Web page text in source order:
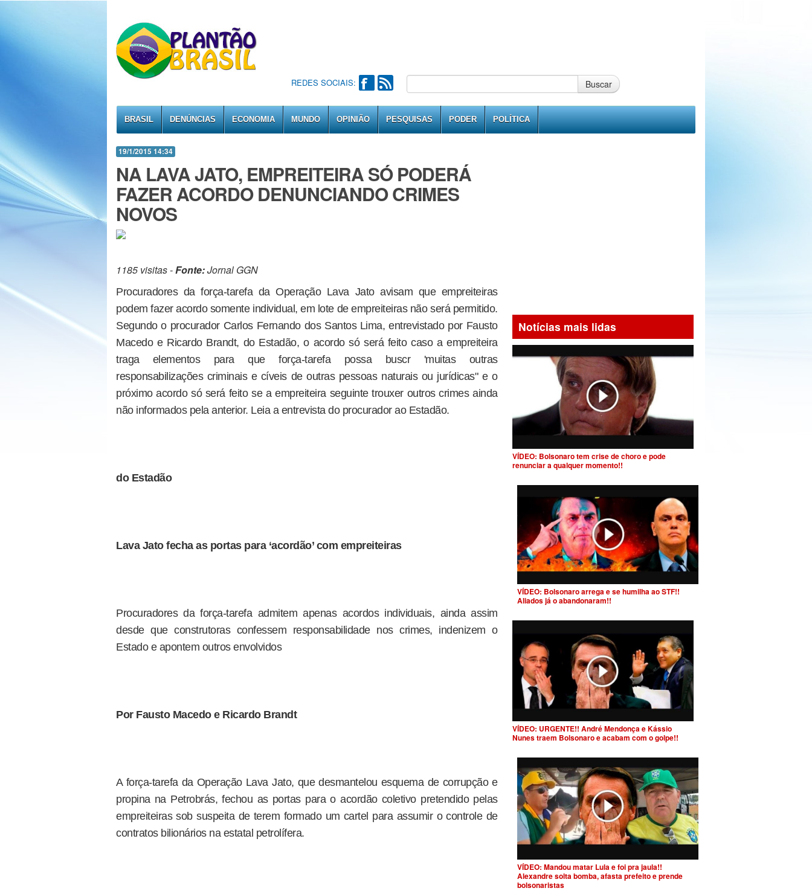
REDES SOCIAIS: Buscar
BRASIL DENÚNCIAS ECONOMIA MUNDO OPINIÃO PESQUISAS PODER POLÍTICA
19/1/2015 14:34
NA LAVA JATO, EMPREITEIRA SÓ PODERÁ
FAZER ACORDO DENUNCIANDO CRIMES
NOVOS
1185 visitas -Fonte:Jornal GGN
Procuradores da força-tarefa da Operação Lava Jato avisam que empreiteiras
podem fazer acordo somente individual, em lote de empreiteiras não será permitido.
Segundo o procurador Carlos Fernando dos Santos Lima, entrevistado por Fausto
Macedo e Ricardo Brandt, do Estadão, o acordo só será feito caso a empreiteira
traga elementos para que força-tarefa possa buscr 'muitas outras
responsabilizações criminais e cíveis de outras pessoas naturais ou jurídicas" e o
próximo acordo só será feito se a empreiteira seguinte trouxer outros crimes ainda
não informados pela anterior. Leia a entrevista do procurador ao Estadão.
do Estadão
Lava Jato fecha as portas para ‘acordão’ com empreiteiras
Procuradores da força-tarefa admitem apenas acordos individuais, ainda assim
desde que construtoras confessem responsabilidade nos crimes, indenizem o
Estado e apontem outros envolvidos
Por Fausto Macedo e Ricardo Brandt
A força-tarefa da Operação Lava Jato, que desmantelou esquema de corrupção e
propina na Petrobrás, fechou as portas para o acordão coletivo pretendido pelas
empreiteiras sob suspeita de terem formado um cartel para assumir o controle de
contratos bilionários na estatal petrolífera.
Notícias mais lidas
VÍDEO: Bolsonaro tem crise de choro e pode
renunciar a qualquer momento!!
VÍDEO: Bolsonaro arrega e se humilha ao STF!!
Aliados já o abandonaram!!
VÍDEO: URGENTE!! André Mendonça e Kássio
Nunes traem Bolsonaro e acabam com o golpe!!
VÍDEO: Mandou matar Lula e foi pra jaula!!
Alexandre solta bomba, afasta prefeito e prende
bolsonaristas